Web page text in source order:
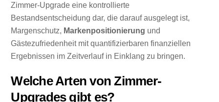
Zimmer-Upgrade eine kontrollierte
Bestandsentscheidung dar, die darauf ausgelegt ist,
Margenschutz, Markenpositionierung und
Gästezufriedenheit mit quantifizierbaren finanziellen
Ergebnissen im Zeitverlauf in Einklang zu bringen.
Welche Arten von Zimmer-
Upgrades gibt es?